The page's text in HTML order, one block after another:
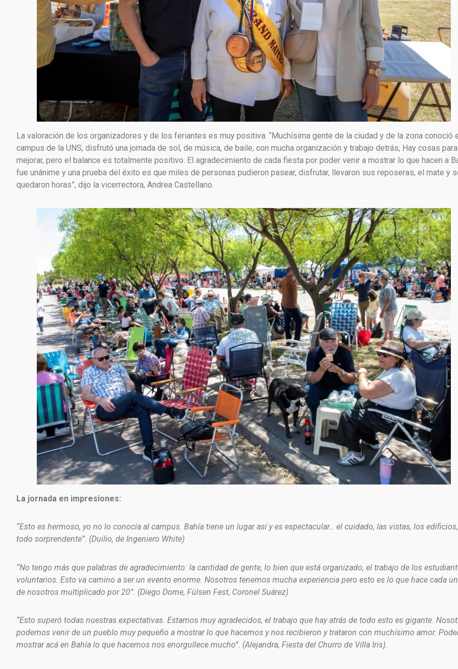
La valoración de los organizadores y de los feriantes es muy positiva. “Muchísima gente de la ciudad y de la zona conoció
campus de la UNS, disfrutó una jornada de sol, de música, de baile, con mucha organización y trabajo detrás, Hay cosas para
mejorar, pero el balance es totalmente positivo. El agradecimiento de cada fiesta por poder venir a mostrar lo que hacen a
fue unánime y una prueba del éxito es que miles de personas pudieron pasear, disfrutar, llevaron sus reposeras, el mate y
quedaron horas”, dijo la vicerrectora, Andrea Castellano.
La jornada en impresiones:
“Esto es hermoso, yo no lo conocía al campus. Bahía tiene un lugar así y es espectacular… el cuidado, las vistas, los
todo sorprendente”. (Duilio, de Ingeniero White)
“No tengo más que palabras de agradecimiento: la cantidad de gente, lo bien que está organizado, el trabajo de los
voluntarios. Esto va camino a ser un evento enorme. Nosotros tenemos mucha experiencia pero esto es lo que hace cada
de nosotros multiplicado por 20”. (Diego Dome, Fülsen Fest, Coronel Suárez)
“Esto superó todas nuestras expectativas. Estamos muy agradecidos, el trabajo que hay atrás de todo esto es gigante.
podemos venir de un pueblo muy pequeño a mostrar lo que hacemos y nos recibieron y trataron con muchísimo amor.
mostrar acá en Bahía lo que hacemos nos enorgullece mucho”. (Alejandra, Fiesta del Churro de Villa Iris).